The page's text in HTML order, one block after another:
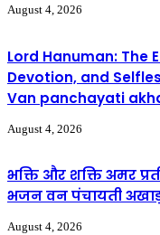
August 4, 2026
Lord Hanuman: The
Devotion, and
Van panchayati
August 4, 2026
भक्ति और शक्ति अमर
भजन वन पंचायती
August 4, 2026